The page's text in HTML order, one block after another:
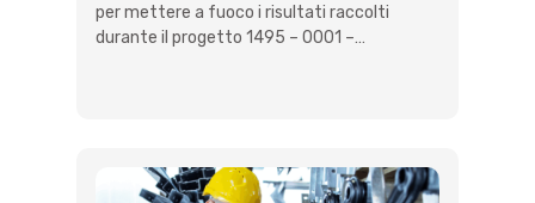
per mettere a fuoco i risultati raccolti
durante il progetto 1495 – 0001 –…